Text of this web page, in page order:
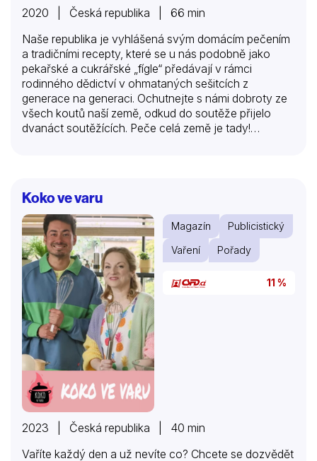
2020 | Česká republika | 66 min
Naše republika je vyhlášená svým domácím pečením
a tradičními recepty, které se u nás podobně jako
pekařské a cukrářské „fígle“ předávají v rámci
rodinného dědictví v ohmataných sešitcích z
generace na generaci. Ochutnejte s námi dobroty ze
všech koutů naší země, odkud do soutěže přijelo
dvanáct soutěžících. Peče celá země je tady!
činností skrývá mnohem více, počínaje úctou k
tradicím a umu předků. Pořad vzdává hold fascinující
zručnosti lidských rukou a vyslovuje uznání zápalu
pro věc, který nejlepší domácí pekaři musí mít. V
neposlední řadě je posláním…
Koko ve varu
Magazín
Publicistický
Vaření
Pořady
11 %
2023 | Česká republika | 40 min
Vaříte každý den a už nevíte co? Chcete se dozvědět